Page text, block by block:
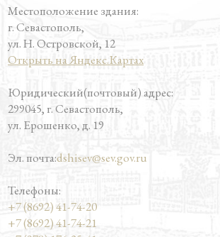
Местоположение здания:
г. Севастополь,
ул. Н. Островской, 12
Открыть на Яндекс.Картах
Юридический(почтовый) адрес:
299045, г. Севастополь,
ул. Ерошенко, д. 19
Эл. почта:dshisev@sev.gov.ru
Телефоны:
+7 (8692) 41-74-20
+7 (8692) 41-74-21